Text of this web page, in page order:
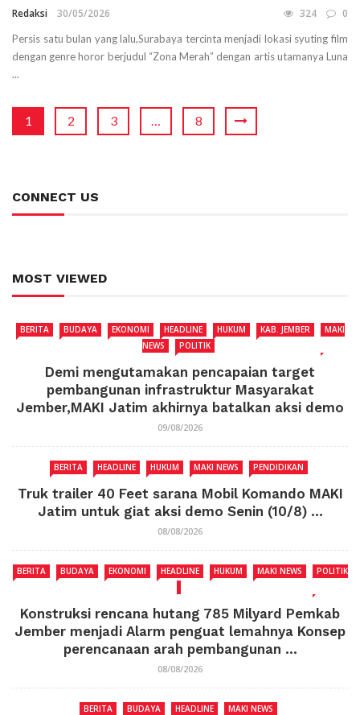
Redaksi 30/05/2026 324 0
Persis satu bulan yang lalu,Surabaya tercinta menjadi lokasi syuting film
dengan genre horor berjudul “Zona Merah” dengan artis utamanya Luna
...
1 2 3 8
CONNECT US
MOST VIEWED
BERITA BUDAYA EKONOMI HEADLINE HUKUM KAB. JEMBER
MAKI
NEWS
POLITIK
Demi mengutamakan pencapaian target
pembangunan infrastruktur Masyarakat
Jember,MAKI Jatim akhirnya batalkan aksi demo
09/08/2026
BERITA HEADLINE HUKUM MAKI NEWS PENDIDIKAN
Truk trailer 40 Feet sarana Mobil Komando MAKI
Jatim untuk giat aksi demo Senin (10/8) ...
08/08/2026
BERITA BUDAYA EKONOMI HEADLINE HUKUM MAKI NEWS POLITIK
Konstruksi rencana hutang 785 Milyard Pemkab
Jember menjadi Alarm penguat lemahnya Konsep
perencanaan arah pembangunan ...
08/08/2026
BERITA BUDAYA HEADLINE MAKI NEWS